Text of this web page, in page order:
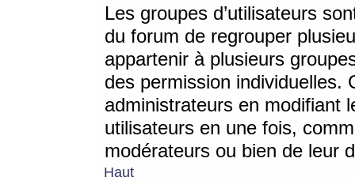
Les groupes d’utilisateurs
du forum de regrouper
appartenir à plusieurs
des permission individuelles.
administrateurs en modifiant
utilisateurs en une fois,
modérateurs ou bien de leur
Haut